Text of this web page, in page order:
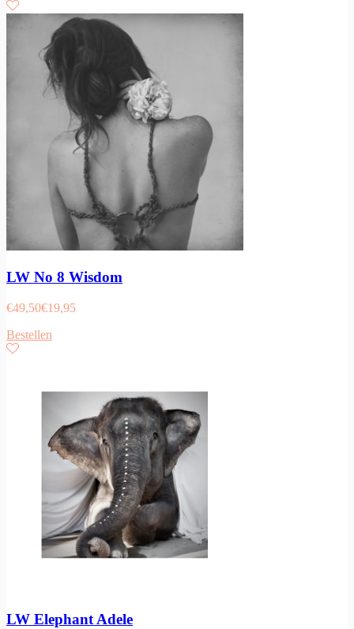
LW No 8 Wisdom
€49,50€19,95
Bestellen
LW Elephant Adele